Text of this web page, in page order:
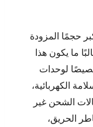
حجمًا المزودة
ما يكون هذا
خصيصًا لوحدات
الكهربائية،
الشحن غير
الحريق،